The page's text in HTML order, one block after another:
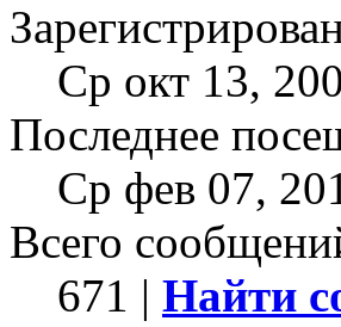
Ср окт 13,
Последнее
Ср фев 07,
Всего
671 | Найти